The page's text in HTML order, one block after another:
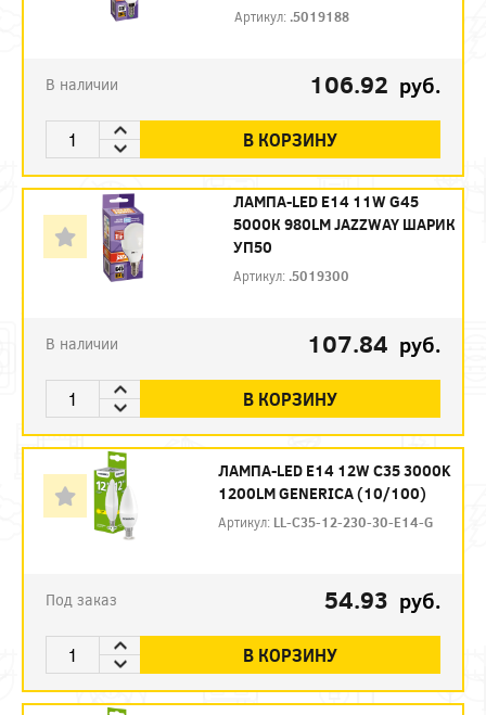
Артикул: .5019188
В наличии 106.92 руб.
В КОРЗИНУ
ЛАМПА-LED E14 11W G45
5000К 980LM JAZZWAY ШАРИК
УП50
Артикул: .5019300
В наличии 107.84 руб.
В КОРЗИНУ
ЛАМПА-LED E14 12W C35 3000K
1200LM GENERICA (10/100)
Артикул: LL-C35-12-230-30-E14-G
Под заказ 54.93 руб.
В КОРЗИНУ